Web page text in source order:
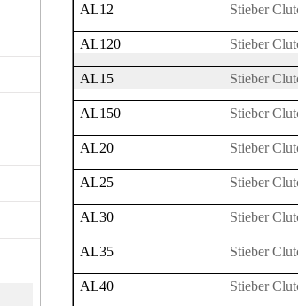
AL12 Stieber
AL120 Stieber
AL15 Stieber
AL150 Stieber
AL20 Stieber
AL25 Stieber
AL30 Stieber
AL35 Stieber
AL40 Stieber